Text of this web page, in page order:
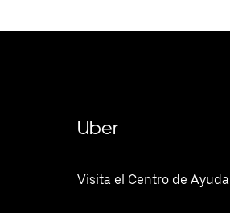
Uber
Visita el Centro de Ayuda